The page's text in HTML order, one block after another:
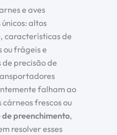
e aves
altos
características de
ou frágeis e
de precisão de
falham ao
frescos ou
de preenchimento,
resolver esses